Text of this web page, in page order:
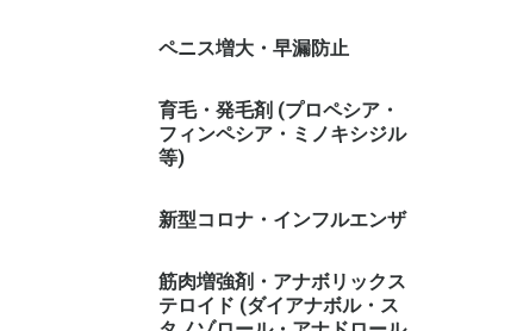
ペニス増大・早漏防止
育毛・発毛剤 (プロペシア・
フィンペシア・ミノキシジル
等)
新型コロナ・インフルエンザ
筋肉増強剤・アナボリックス
テロイド (ダイアナボル・ス